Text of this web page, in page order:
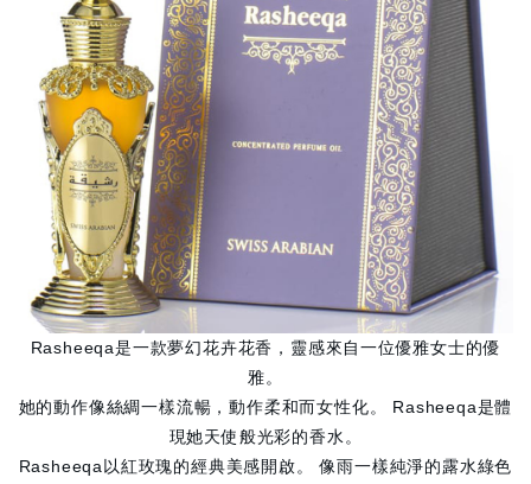
Rasheeqa是一款夢幻花卉花香，靈感來自一位優雅女士的優
雅。
她的動作像絲綢一樣流暢，動作柔和而女性化。 Rasheeqa是體
現她天使般光彩的香水。
Rasheeqa以紅玫瑰的經典美感開啟。 像雨一樣純淨的露水綠色